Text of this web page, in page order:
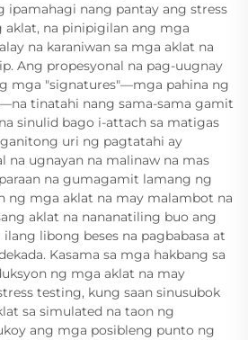
ipamahagi nang pantay ang stress
na pinipigilan ang mga
na karaniwan sa mga aklat na
Ang propesyonal na pag-uugnay
mga "signatures"—mga pahina ng
tinatahi nang sama-sama gamit
sinulid bago i-attach sa matigas
uri ng pagtatahi ay
na ugnayan na malinaw na mas
na gumagamit lamang ng
ng mga aklat na may malambot na
aklat na nananatiling buo ang
libong beses na pagbabasa at
Kasama sa mga hakbang sa
ng mga aklat na may
testing, kung saan sinusubok
sa simulated na taon ng
ang mga posibleng punto ng